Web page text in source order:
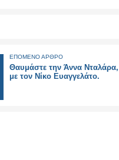
ΕΠΟΜΕΝΟ ΑΡΘΡΟ
Θαυμάστε την Άννα Νταλάρα,
με τον Νίκο Ευαγγελάτο.